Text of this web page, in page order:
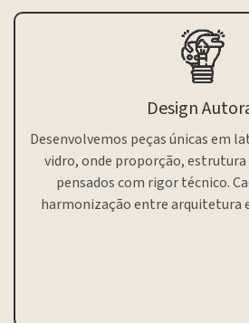
Design
Desenvolvemos peças únicas em
vidro, onde proporção, estrutura
pensados com rigor técnico.
harmonização entre arquitetura